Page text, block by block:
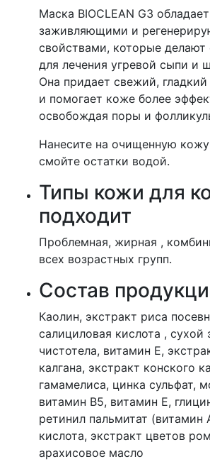
Маска BIOCLEAN G3
заживляющими и
свойствами, которые
для лечения угревой сыпи и
Она придает свежий,
и помогает коже более
освобождая поры и
Нанесите на очищенную
смойте остатки водой.
Типы кожи для
подходит
Проблемная, жирная ,
всех возрастных групп.
Состав
Каолин, экстракт риса
салициловая кислота , сухой
чистотела, витамин Е,
калгана, экстракт конского
гамамелиса, цинка сульфат,
витамин В5, витамин Е,
ретинил пальмитат (витамин
кислота, экстракт цветов
арахисовое масло